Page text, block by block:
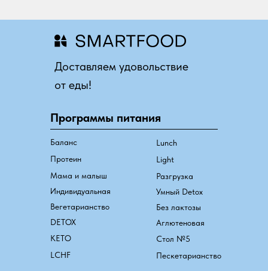
Доставляем удовольствие
от еды!
Программы питания
Баланс
Протеин
Мама и малыш
Индивидуальная
Вегетарианство
DETOX
КЕТО
LCHF
Lunch
Light
Разгрузка
Умный Detox
Без лактозы
Аглютеновая
Стол №5
Пескетарианство